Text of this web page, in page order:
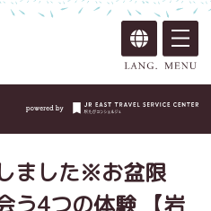
ました※お盆限
4つの体験 【岩